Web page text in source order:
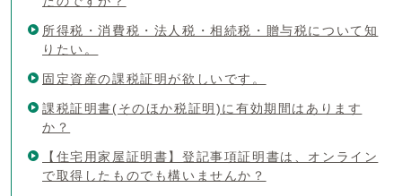
所得税・消費税・法人税・相続税・贈与税について知
りたい。
固定資産の課税証明が欲しいです。
課税証明書(そのほか税証明)に有効期間はあります
か？
【住宅用家屋証明書】登記事項証明書は、オンライン
で取得したものでも構いませんか？